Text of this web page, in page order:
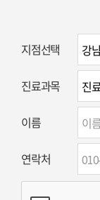
지점선택
진료과목
이름
연락처